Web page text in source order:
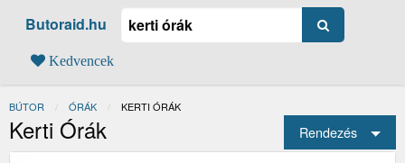
Butoraid.hu
Kedvencek
BÚTOR ÓRÁK JELENLEGI:
KERTI ÓRÁK
Kerti Órák Rendezés